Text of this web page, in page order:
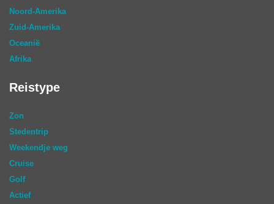
Noord-Amerika
Zuid-Amerika
Oceanië
Afrika
Reistype
Zon
Stedentrip
Weekendje weg
Cruise
Golf
Actief